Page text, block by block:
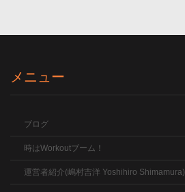
メニュー
ブログ
時はWorkoutブーム！
運営者紹介(嶋村吉洋 Yoshihiro Shimamura)